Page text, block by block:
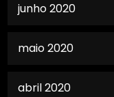
junho 2020
maio 2020
abril 2020